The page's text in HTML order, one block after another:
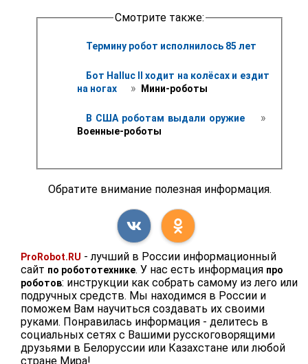
Смотрите также:
Термину робот исполнилось 85 лет
Бот Halluc II ходит на колёсах и ездит
на ногах
» Мини-роботы
В США роботам выдали оружие »
Военные-роботы
Обратите внимание полезная информация.
ProRobot.RU - лучший в России информационный
сайт по робототехнике. У нас есть информация про
роботов: инструкции как собрать самому из лего или
подручных средств. Мы находимся в России и
поможем Вам научиться создавать их своими
руками. Понравилась информация - делитесь в
социальных сетях с Вашими русскоговорящими
друзьями в Белоруссии или Казахстане или любой
стране Мира!